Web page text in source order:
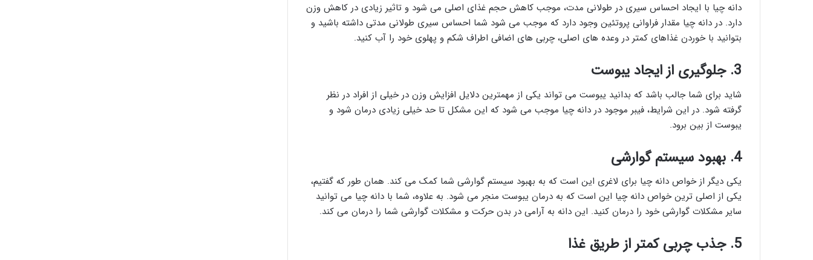
دانه چیا با ایجاد احساس سیری در طولانی مدت، موجب کاهش حجم غذای اصلی می شود و تاثیر زیادی در کاهش وزن
دارد. در دانه چیا مقدار فراوانی پروتئین وجود دارد که موجب می شود شما احساس سیری طولانی مدتی داشته باشید و
بتوانید با خوردن غذاهای کمتر در وعده های اصلی، چربی های اضافی اطراف شکم و پهلوی خود را آب کنید.
3. جلوگیری از ایجاد یبوست
شاید برای شما جالب باشد که بدانید یبوست می تواند یکی از مهمترین دلایل افزایش وزن در خیلی از افراد در نظر
گرفته شود. در این شرایط، فیبر موجود در دانه چیا موجب می شود که این مشکل تا حد خیلی زیادی درمان شود و
یبوست از بین برود.
4. بهبود سیستم گوارشی
یکی دیگر از خواص دانه چیا برای لاغری این است که به بهبود سیستم گوارشی شما کمک می کند. همان طور که گفتیم،
یکی از اصلی ترین خواص دانه چیا این است که به درمان یبوست منجر می شود. به علاوه، شما با دانه چیا می توانید
سایر مشکلات گوارشی خود را درمان کنید. این دانه به آرامی در بدن حرکت و مشکلات گوارشی شما را درمان می کند.
5. جذب چربی کمتر از طریق غذا